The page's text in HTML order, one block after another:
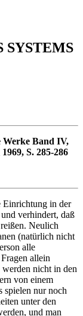
SYSTEMS
Werke Band IV,
S. 285-286
Einrichtung in der
verhindert, daß
Neulich
(natürlich nicht
alle
allein
nicht in den
von einem
spielen nur noch
unter den
und man